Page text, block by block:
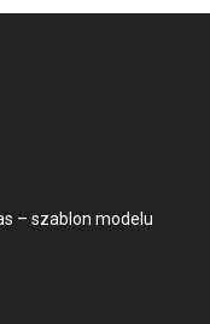
– szablon modelu